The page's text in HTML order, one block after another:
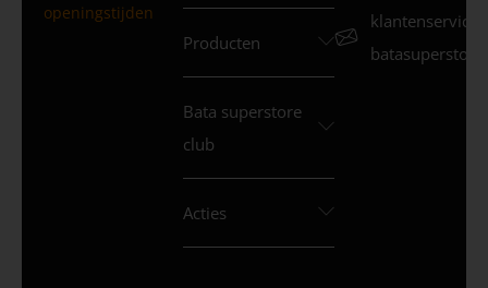
openingstijden
Producten
Bata superstore
club
Acties